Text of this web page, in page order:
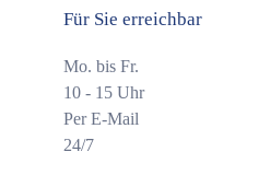
Für Sie erreichbar
Mo. bis Fr.
10 - 15 Uhr
Per E-Mail
24/7